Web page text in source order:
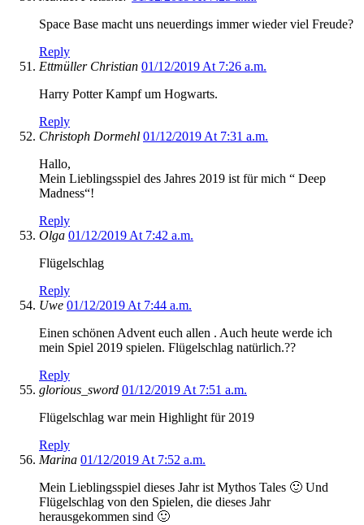
Space Base macht uns neuerdings immer wieder viel Freude?
Reply
Ettmüller Christian 01/12/2019 At 7:26 a.m.
Harry Potter Kampf um Hogwarts.
Reply
Christoph Dormehl 01/12/2019 At 7:31 a.m.
Hallo,
Mein Lieblingsspiel des Jahres 2019 ist für mich “ Deep
Madness“!
Reply
Olga 01/12/2019 At 7:42 a.m.
Flügelschlag
Reply
Uwe 01/12/2019 At 7:44 a.m.
Einen schönen Advent euch allen . Auch heute werde ich
mein Spiel 2019 spielen. Flügelschlag natürlich.??
Reply
glorious_sword 01/12/2019 At 7:51 a.m.
Flügelschlag war mein Highlight für 2019
Reply
Marina 01/12/2019 At 7:52 a.m.
Mein Lieblingsspiel dieses Jahr ist Mythos Tales 🙂 Und
Flügelschlag von den Spielen, die dieses Jahr
herausgekommen sind 🙂